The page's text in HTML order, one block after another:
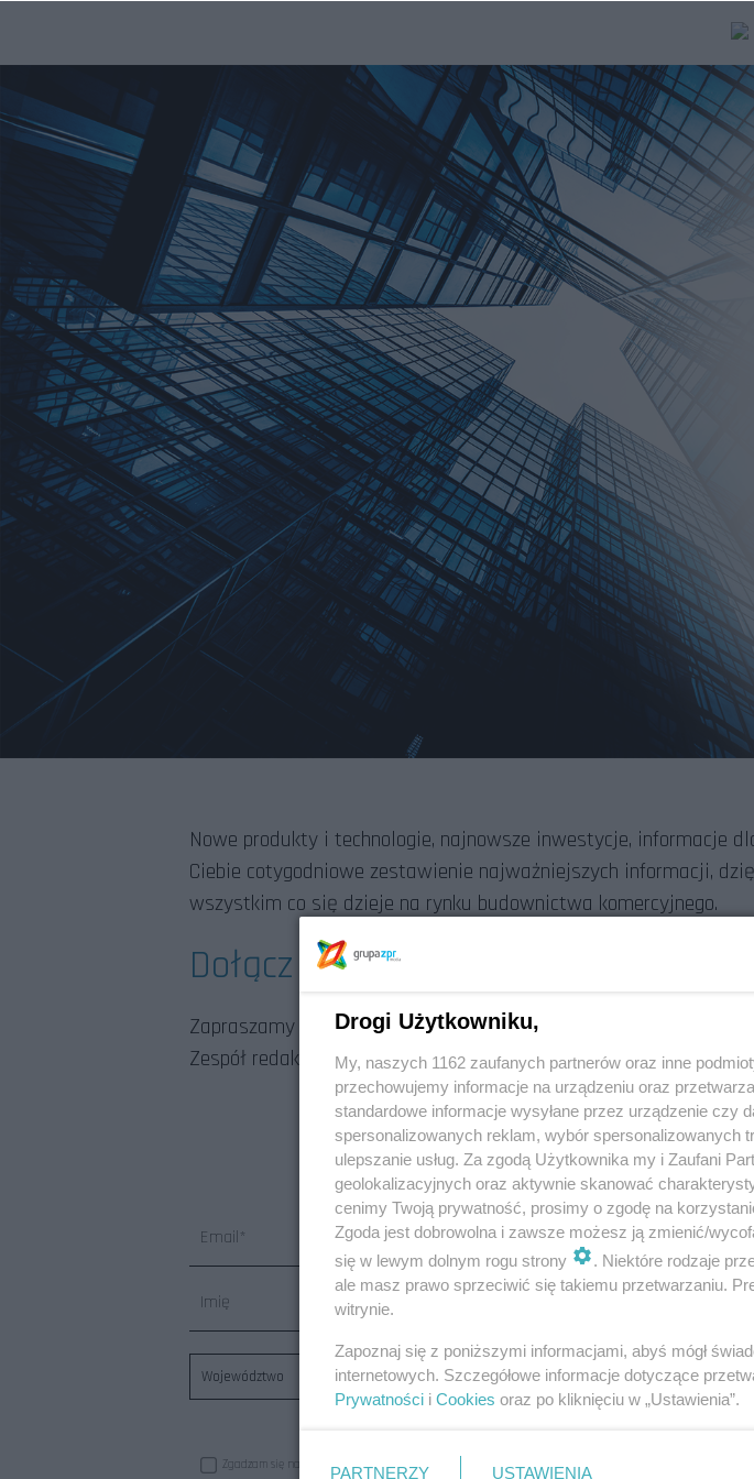
Nowe produkty i technologie, najnowsze inwestycje, informacje
Ciebie cotygodniowe zestawienie najważniejszych informacji,
wszystkim co się dzieje na rynku budownictwa komercyjnego.
Dołącz do nas!
Zapraszamy
Zespół redakcyjny
Email*
Imię
Województwo
Zgadzam się na otrzymywanie newslettera oraz informacji marketingowych, m.in. o nowościach,
Drogi Użytkowniku,
My, naszych 1162 zaufanych partnerów oraz inne
przechowujemy informacje na urządzeniu oraz
standardowe informacje wysyłane przez urządzenie czy
spersonalizowanych reklam, wybór spersonalizowanych
ulepszanie usług. Za zgodą Użytkownika my i Zaufani
geolokalizacyjnych oraz aktywnie skanować
cenimy Twoją prywatność, prosimy o zgodę na
Zgoda jest dobrowolna i zawsze możesz ją zmienić/
się w lewym dolnym rogu strony
. Niektóre rodzaje
ale masz prawo sprzeciwić się takiemu przetwarzaniu.
witrynie.
Zapoznaj się z poniższymi informacjami, abyś mógł
internetowych. Szczegółowe informacje dotyczące
Prywatności i Cookies oraz po kliknięciu w „Ustawienia”.
PARTNERZY USTAWIENIA